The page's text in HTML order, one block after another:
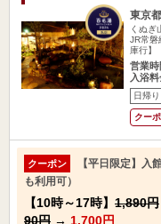
東京
くぬぎ
JR常磐
庫行】
営業
入浴
日帰り
クー
クーポン
【平日限定】
も利用可）
【10時～17時】 1,890円
90円 → 1,700円